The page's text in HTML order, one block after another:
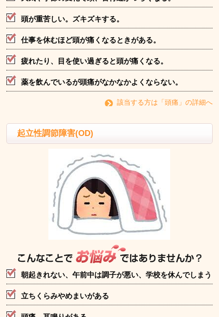
頭が重苦しい。ズキズキする。
仕事を休むほど頭が痛くなるときがある。
疲れたり、目を使い過ぎると頭が痛くなる。
薬を飲んでいるが頭痛がなかなかよくならない。
該当する方は「頭痛」の詳細へ
起立性調節障害(OD)
朝起きれない、午前中は調子が悪い、学校を休んでしまう
立ちくらみやめまいがある